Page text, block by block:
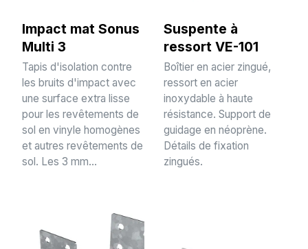
Impact mat Sonus
Multi 3
Tapis d'isolation contre
les bruits d'impact avec
une surface extra lisse
pour les revêtements de
sol en vinyle homogènes
et autres revêtements de
sol. Les 3 mm...
Suspente à
ressort VE-101
Boîtier en acier zingué,
ressort en acier
inoxydable à haute
résistance. Support de
guidage en néoprène.
Détails de fixation
zingués.